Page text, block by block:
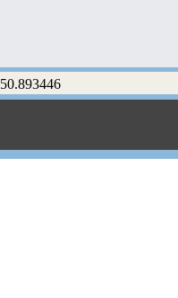
50.893446